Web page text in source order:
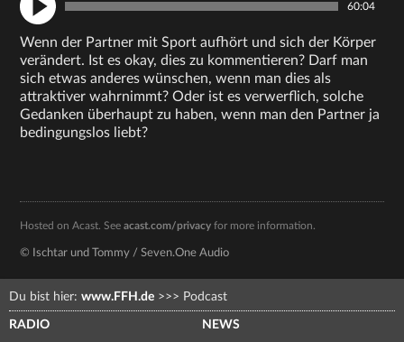
60:04
Wenn der Partner mit Sport aufhört und sich der Körper
verändert. Ist es okay, dies zu kommentieren? Darf man
sich etwas anderes wünschen, wenn man dies als
attraktiver wahrnimmt? Oder ist es verwerflich, solche
Gedanken überhaupt zu haben, wenn man den Partner ja
bedingungslos liebt?
Hosted on Acast. Seeacast.com/privacy for more information.
© Ischtar und Tommy / Seven.One Audio
Du bist hier: www.FFH.de >>> Podcast
RADIO NEWS